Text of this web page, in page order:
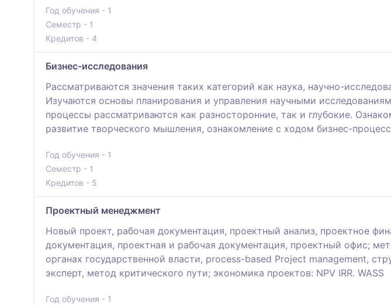
Год обучения - 1
Семестр - 1
Кредитов - 4
Бизнес-исследования
Рассматриваются значения таких категорий как наука, научно-
Изучаются основы планирования и управления научными
процессы рассматриваются как разносторонние, так и глубокие.
развитие творческого мышления, ознакомление с ходом бизнес-
Год обучения - 1
Семестр - 1
Кредитов - 5
Проектный менеджмент
Новый проект, рабочая документация, проектный анализ, проектное
документация, проектная и рабочая документация, проектный офис;
органах государственной власти, process-based Project management,
эксперт, метод критического пути; экономика проектов: NPV IRR. WASS
Год обучения - 1